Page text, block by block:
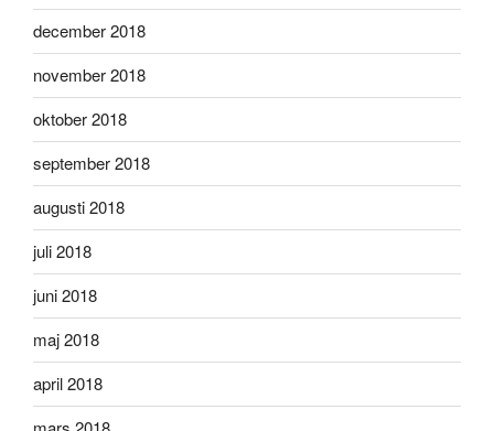
december 2018
november 2018
oktober 2018
september 2018
augusti 2018
juli 2018
juni 2018
maj 2018
april 2018